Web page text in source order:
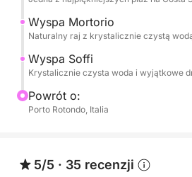
zaprojektowane tak, aby
komfort i doznania.
Idealny dla par, rodzin lub grup
morza.
Wyspa Mortorio
Naturalny raj z krystalicznie czystą
Wyspa Soffi
Krystalicznie czysta woda i wyjątkowe
Powrót o:
Porto Rotondo, Italia
5/5 · 35 recenzji